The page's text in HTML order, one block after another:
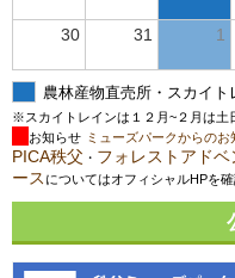
30 31 1
農林産物直売所・スカイト
※スカイトレインは１２月~２月は土
お知らせ ミューズパークからのお
PICA秩父 ・ フォレストアドベ
ース についてはオフィシャルHPを確